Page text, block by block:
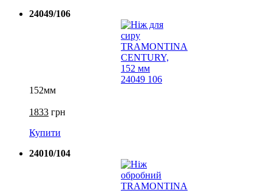
24049/106
152мм
1833 грн
Купити
24010/104